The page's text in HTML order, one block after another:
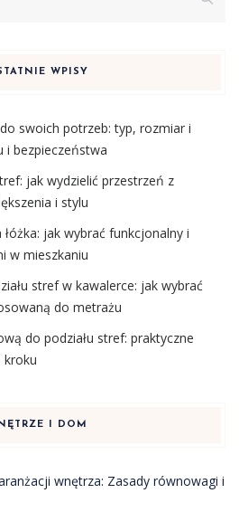
WPISY
swoich potrzeb: typ, rozmiar i
i bezpieczeństwa
jak wydzielić przestrzeń z
i stylu
jak wybrać funkcjonalny i
w mieszkaniu
stref w kawalerce: jak wybrać
do metrażu
do podziału stref: praktyczne
kroku
I DOM
wnętrza: Zasady równowagi i